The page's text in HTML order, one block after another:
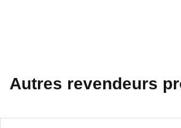
Autres revendeurs